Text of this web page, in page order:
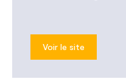
Voir le site